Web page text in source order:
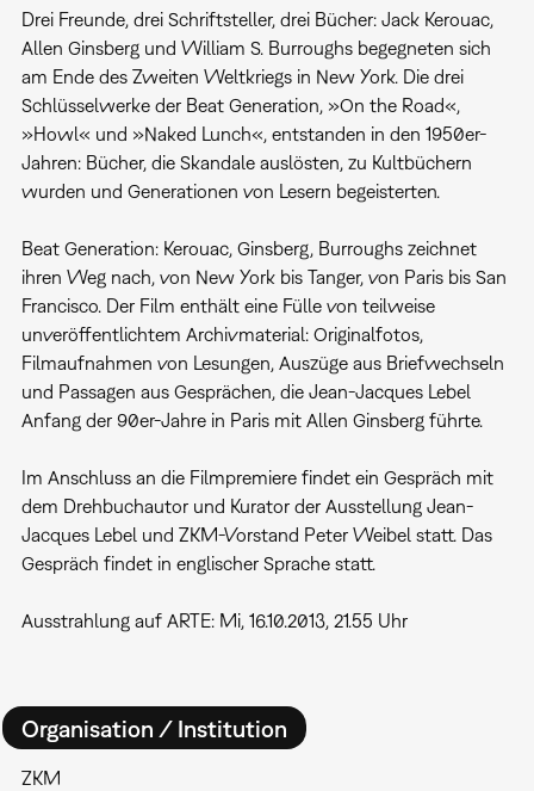
Drei Freunde, drei Schriftsteller, drei Bücher: Jack Kerouac,
Allen Ginsberg und William S. Burroughs begegneten sich
am Ende des Zweiten Weltkriegs in New York. Die drei
Schlüsselwerke der Beat Generation, »On the Road«,
»Howl« und »Naked Lunch«, entstanden in den 1950er-
Jahren: Bücher, die Skandale auslösten, zu Kultbüchern
wurden und Generationen von Lesern begeisterten.
Beat Generation: Kerouac, Ginsberg, Burroughs zeichnet
ihren Weg nach, von New York bis Tanger, von Paris bis San
Francisco. Der Film enthält eine Fülle von teilweise
unveröffentlichtem Archivmaterial: Originalfotos,
Filmaufnahmen von Lesungen, Auszüge aus Briefwechseln
und Passagen aus Gesprächen, die Jean-Jacques Lebel
Anfang der 90er-Jahre in Paris mit Allen Ginsberg führte.
Im Anschluss an die Filmpremiere findet ein Gespräch mit
dem Drehbuchautor und Kurator der Ausstellung Jean-
Jacques Lebel und ZKM-Vorstand Peter Weibel statt. Das
Gespräch findet in englischer Sprache statt.
Ausstrahlung auf ARTE: Mi, 16.10.2013, 21.55 Uhr
Organisation / Institution
ZKM